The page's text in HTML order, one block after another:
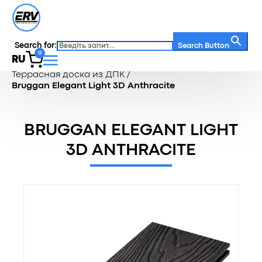
Search for: Search Button
RU
0
Главная / Каталог
Террасная доска из ДПК /
Bruggan Elegant Light 3D Anthracite
BRUGGAN ELEGANT LIGHT
3D ANTHRACITE